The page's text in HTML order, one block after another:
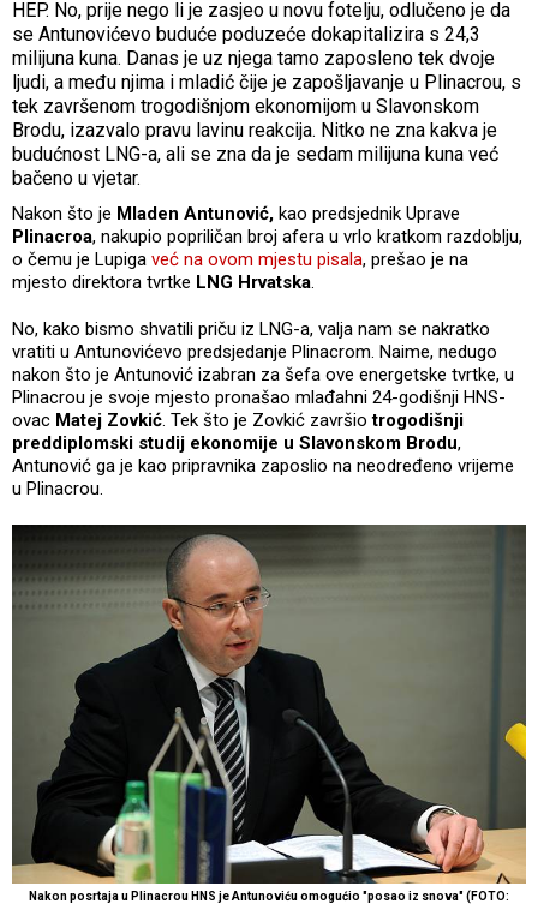
HEP. No, prije nego li je zasjeo u novu fotelju, odlučeno je da
se Antunovićevo buduće poduzeće dokapitalizira s 24,3
milijuna kuna. Danas je uz njega tamo zaposleno tek dvoje
ljudi, a među njima i mladić čije je zapošljavanje u Plinacrou, s
tek završenom trogodišnjom ekonomijom u Slavonskom
Brodu, izazvalo pravu lavinu reakcija. Nitko ne zna kakva je
budućnost LNG-a, ali se zna da je sedam milijuna kuna već
bačeno u vjetar.
Nakon što je Mladen Antunović, kao predsjednik Uprave
Plinacroa, nakupio popriličan broj afera u vrlo kratkom razdoblju,
o čemu je Lupiga već na ovom mjestu pisala, prešao je na
mjesto direktora tvrtke LNG Hrvatska.
No, kako bismo shvatili priču iz LNG-a, valja nam se nakratko
vratiti u Antunovićevo predsjedanje Plinacrom. Naime, nedugo
nakon što je Antunović izabran za šefa ove energetske tvrtke, u
Plinacrou je svoje mjesto pronašao mlađahni 24-godišnji HNS-
ovac Matej Zovkić. Tek što je Zovkić završiotrogodišnji
preddiplomski studij ekonomije u Slavonskom Brodu,
Antunović ga je kao pripravnika zaposlio na neodređeno vrijeme
u Plinacrou.
Nakon posrtaja u Plinacrou HNS je Antunoviću omogućio "posao iz snova" (FOTO: